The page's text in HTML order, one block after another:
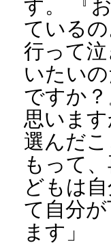
す。 『
ている
行って
いたい
ですか
思いま
選んだ
もって
どもは
て自分
ます」